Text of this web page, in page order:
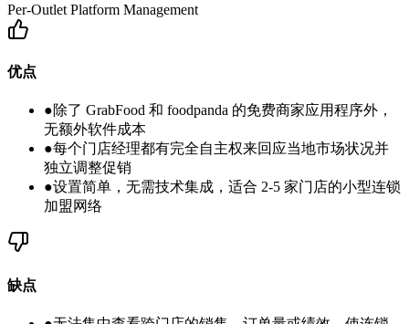
Per-Outlet Platform Management
优点
●除了 GrabFood 和 foodpanda 的免费商家应用程序外，
无额外软件成本
●每个门店经理都有完全自主权来回应当地市场状况并
独立调整促销
●设置简单，无需技术集成，适合 2-5 家门店的小型连锁
加盟网络
缺点